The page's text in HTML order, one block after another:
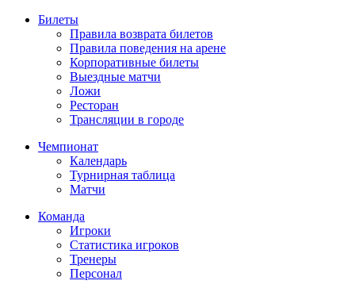
Билеты
Правила возврата билетов
Правила поведения на арене
Корпоративные билеты
Выездные матчи
Ложи
Ресторан
Трансляции в городе
Чемпионат
Календарь
Турнирная таблица
Матчи
Команда
Игроки
Статистика игроков
Тренеры
Персонал